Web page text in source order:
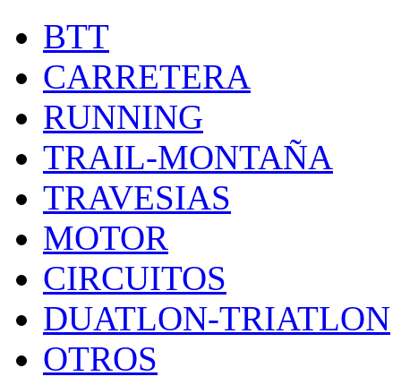
BTT
CARRETERA
RUNNING
TRAIL-MONTAÑA
TRAVESIAS
MOTOR
CIRCUITOS
DUATLON-TRIATLON
OTROS